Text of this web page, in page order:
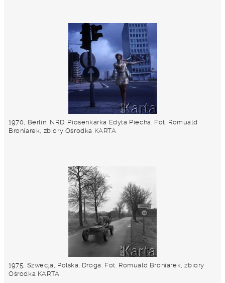
1970, Berlin, NRD. Piosenkarka Edyta Piecha. Fot. Romuald
Broniarek, zbiory Ośrodka KARTA
1975, Szwecja, Polska. Droga. Fot. Romuald Broniarek, zbiory
Ośrodka KARTA